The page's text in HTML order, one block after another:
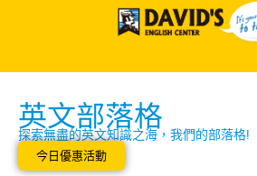
英文部落格
探索無盡的英文知識之海，我們的部落格!
今日優惠活動